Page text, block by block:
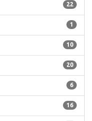
22
1
10
20
6
16